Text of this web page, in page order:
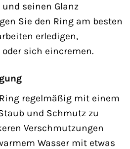
seinen Glanz
Sie den Ring am besten
erledigen,
sich eincremen.
regelmäßig mit einem
und Schmutz zu
Verschmutzungen
Wasser mit etwas